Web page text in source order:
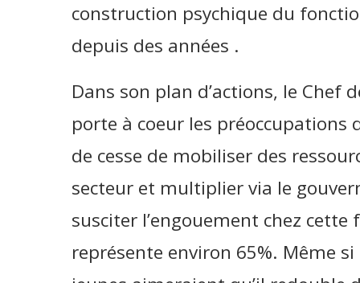
construction psychique du
depuis des années .
Dans son plan d’actions, le Chef
porte à coeur les préoccupations
de cesse de mobiliser des
secteur et multiplier via le
susciter l’engouement chez
représente environ 65%. Même